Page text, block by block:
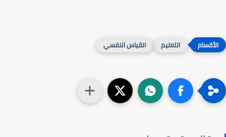
التعليم القياس النفسي